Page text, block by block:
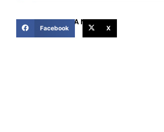
COMPARTIR ESTA NOTICIA
Facebook X